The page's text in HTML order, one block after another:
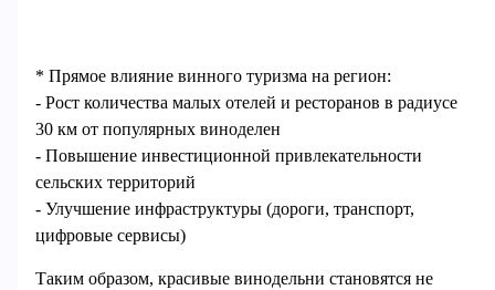
* Прямое влияние винного туризма на регион:
- Рост количества малых отелей и ресторанов в радиусе
30 км от популярных виноделен
- Повышение инвестиционной привлекательности
сельских территорий
- Улучшение инфраструктуры (дороги, транспорт,
цифровые сервисы)
Таким образом, красивые винодельни становятся не